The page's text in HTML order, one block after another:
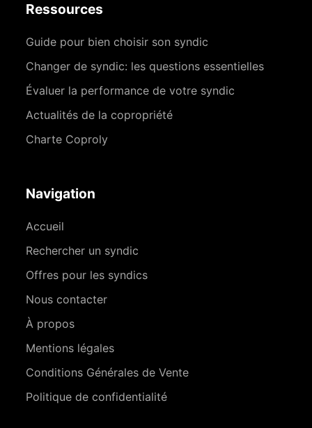
Ressources
Guide pour bien choisir son syndic
Changer de syndic: les questions essentielles
Évaluer la performance de votre syndic
Actualités de la copropriété
Charte Coproly
Navigation
Accueil
Rechercher un syndic
Offres pour les syndics
Nous contacter
À propos
Mentions légales
Conditions Générales de Vente
Politique de confidentialité